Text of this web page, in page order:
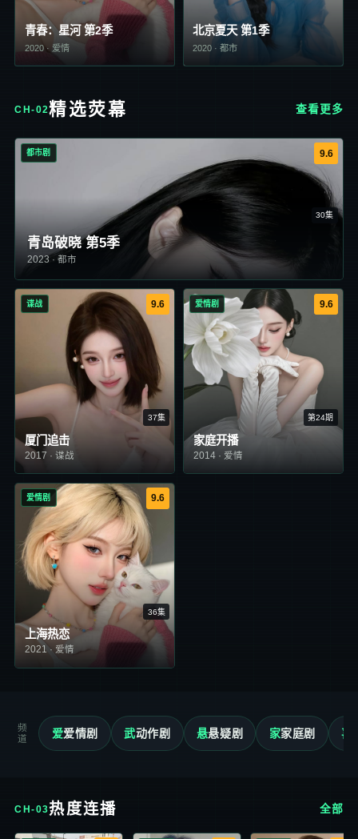
青春：星河 第2季
2020· 爱情
北京夏天 第1季
2020 ·都市
CH-02精选荧幕 查看更多
都市剧 9.6
30集
青岛破晓 第5季
2023 · 都市
谍战 9.6
37集
厦门追击
2017 ·谍战
爱情剧 9.6
第24期
家庭开播
2014 · 爱情
爱情剧 9.6
36集
上海热恋
2021 · 爱情
频道 爱爱情剧 武动作剧 悬悬疑剧 家家庭剧 喜
CH-03热度连播 全部